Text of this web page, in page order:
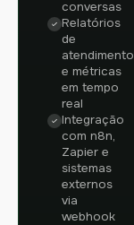
conversas
Relatórios
de
atendimento
e métricas
em tempo
real
Integração
com n8n,
Zapier e
sistemas
externos
via
webhook